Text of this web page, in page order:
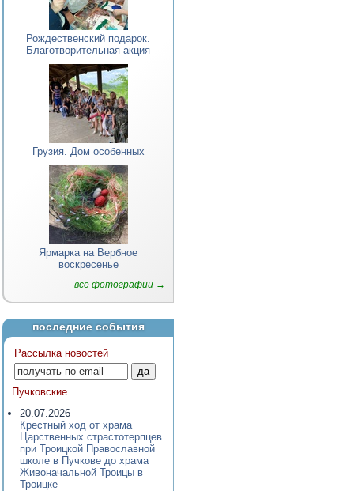
Рождественский подарок.
Благотворительная акция
Грузия. Дом особенных
Ярмарка на Вербное
воскресенье
все фотографии →
последние события
Рассылка новостей
Пучковские
20.07.2026
Крестный ход от храма
Царственных страстотерпцев
при Троицкой Православной
школе в Пучкове до храма
Живоначальной Троицы в
Троицке